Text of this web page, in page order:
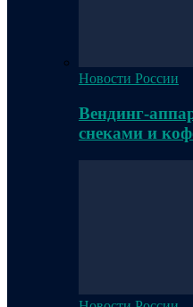
Новости России
Вендинг-
снеками и